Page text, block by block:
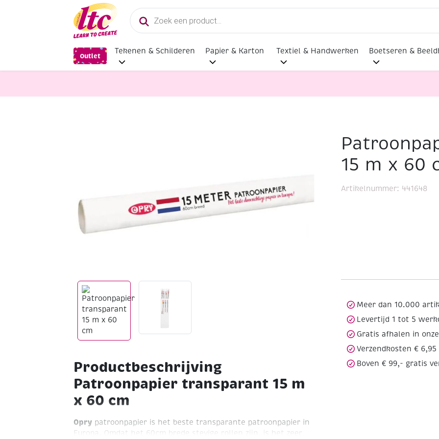
Producten
zoeken
Outlet
Tekenen & Schilderen Papier & Karton Textiel & Handwerken Boetseren &
Productbeschrijving
Patroonpapier transparant 15 m
x 60 cm
Opry patroonpapier is het beste transparante patroonpapier in
Europa. Omdat het 60cm brede stevige rollen zijn, is het zeer
15 m x 60
Artikelnummer: 441648
Meer dan 10.000
Levertijd 1 tot 5
Gratis afhalen in
Verzendkosten € 6,95
Boven € 99,- gratis